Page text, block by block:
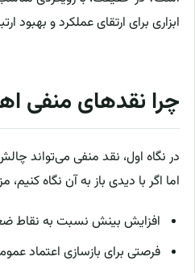
ابزاری برای ارتقای عملکرد و بهبود
چرا نقدهای منفی
در نگاه اول، نقد منفی می‌تواند
اما اگر با دیدی باز به آن نگاه
افزایش بینش نسبت به
فرصتی برای بازسازی اعتماد